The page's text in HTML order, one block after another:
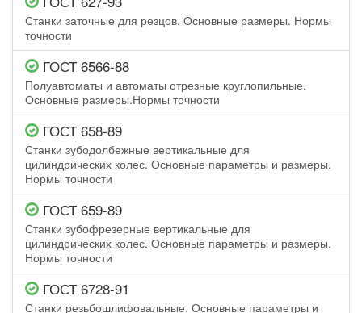
Станки заточные для резцов. Основные размеры. Нормы
точности
ГОСТ 6566-88
Полуавтоматы и автоматы отрезные круглопильные.
Основные размеры.Нормы точности
ГОСТ 658-89
Станки зубодолбежные вертикальные для
цилиндрических колес. Основные параметры и размеры.
Нормы точности
ГОСТ 659-89
Станки зубофрезерные вертикальные для
цилиндрических колес. Основные параметры и размеры.
Нормы точности
ГОСТ 6728-91
Станки резьбошлифовальные. Основные параметры и